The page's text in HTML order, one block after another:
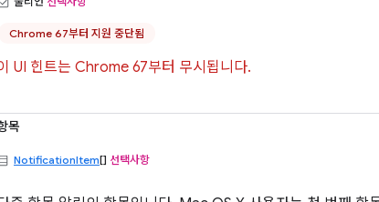
Chrome 67부터 지원 중단됨
UI 힌트는 Chrome 67부터 무시됩니다.
목
NotificationItem[] 선택사항